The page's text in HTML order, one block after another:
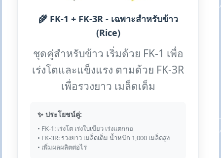
🌾 FK-1 + FK-3R - เฉพาะสำหรับข้าว
(Rice)
ชุดคู่สำหรับข้าว เริ่มด้วย FK-1 เพื่อ
เร่งโตและแข็งแรง ตามด้วย FK-3R
เพื่อรวงยาว เมล็ดเต็ม
✨ ประโยชน์คู่:
• FK-1: เร่งโต เร่งใบเขียว เร่งแตกกอ
• FK-3R: รวงยาว เมล็ดเต็ม น้ำหนัก 1,000 เมล็ดสูง
• เพิ่มผลผลิตต่อไร่